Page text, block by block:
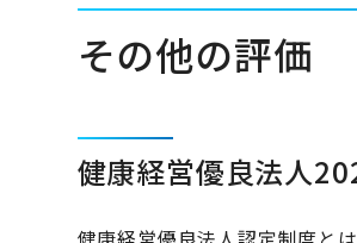
その他の評価
健康経営優良法人